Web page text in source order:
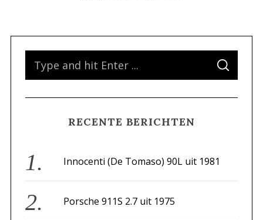
f
o
:
S
A
C
RECENTE BERICHTEN
Innocenti (De Tomaso) 90L uit 1981
Porsche 911S 2.7 uit 1975